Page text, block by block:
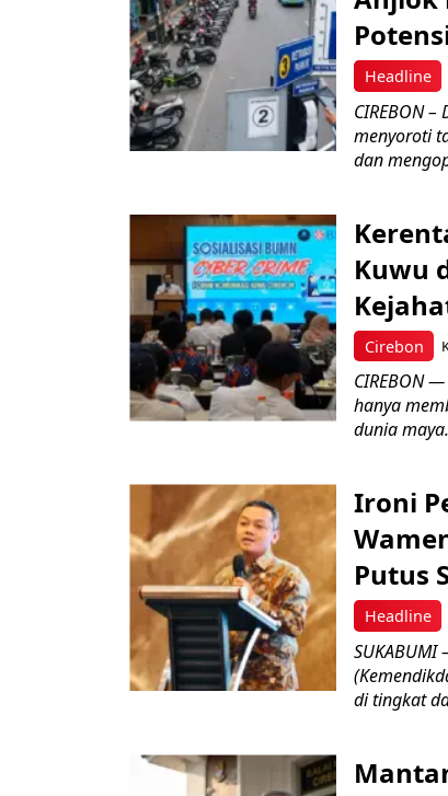
Headline
CIREBON
menyoroti
dan
Cirebon
Kuwu
CIREBON
hanya
dunia
Headline
Ironi
Putus
di tingkat